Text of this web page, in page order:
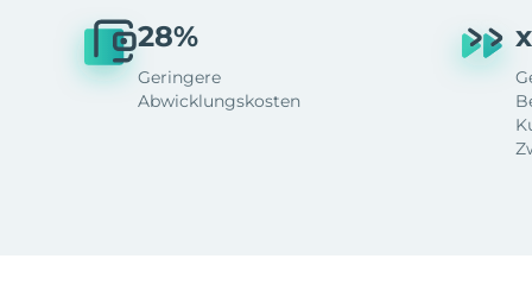
28%
Geringere
Abwicklungskosten